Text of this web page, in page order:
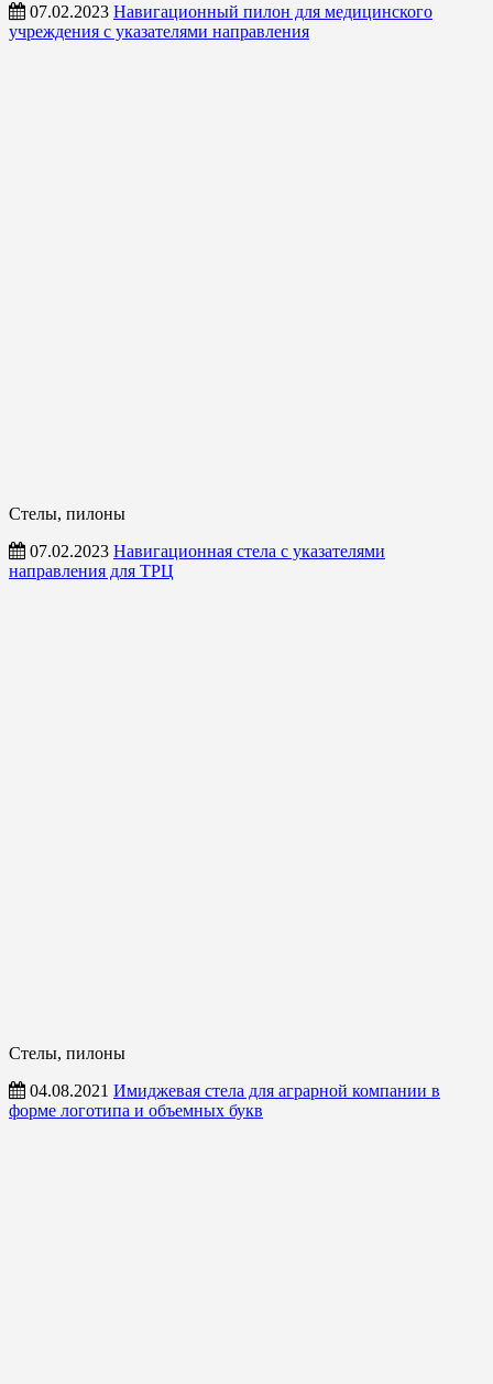
07.02.2023 Навигационный пилон для медицинского
учреждения с указателями направления
Стелы, пилоны
07.02.2023 Навигационная стела с указателями
направления для ТРЦ
Стелы, пилоны
04.08.2021 Имиджевая стела для аграрной компании в
форме логотипа и объемных букв